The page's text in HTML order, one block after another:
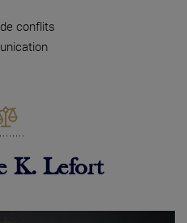
conflits
K. Lefort